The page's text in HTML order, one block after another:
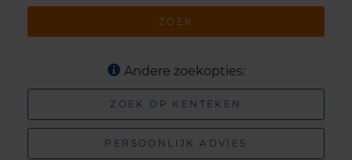
ZOEK
Andere zoekopties:
ZOEK OP KENTEKEN
PERSOONLIJK ADVIES